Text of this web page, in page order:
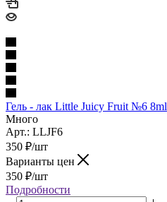
Гель - лак Little Juicy Fruit №6 8ml
Много
Арт.: LLJF6
350 ₽/шт
Варианты цен
350 ₽/шт
Подробности